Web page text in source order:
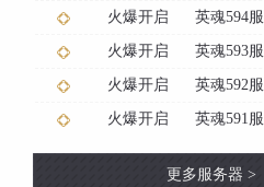
火爆开启 英魂594服
火爆开启 英魂593服
火爆开启 英魂592服
火爆开启 英魂591服
更多服务器 >